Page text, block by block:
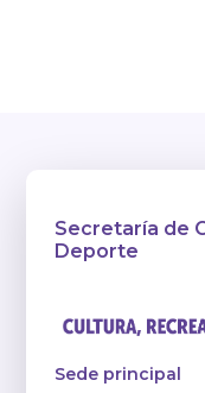
Secretaría de
Deporte
Sede principal